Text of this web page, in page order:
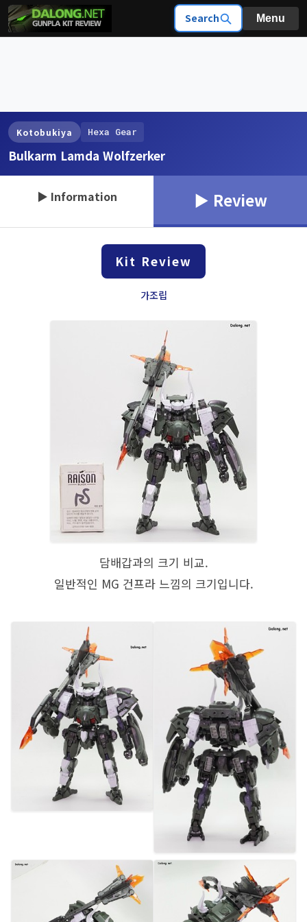
Search Menu
Kotobukiya Hexa Gear
Bulkarm Lamda Wolfzerker
▶ Information ▶ Review
Kit Review
가조립
담배갑과의 크기 비교.
일반적인 MG 건프라 느낌의 크기입니다.